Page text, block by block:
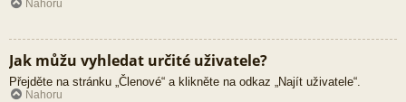
Nahoru
Jak můžu vyhledat určité uživatele?
Přejděte na stránku „Členové“ a klikněte na odkaz „Najít uživatele“.
Nahoru